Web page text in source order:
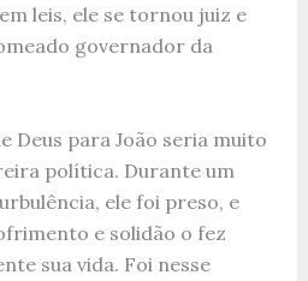
leis, ele se tornou juiz e
governador da
Deus para João seria muito
política. Durante um
ele foi preso, e
e solidão o fez
sua vida. Foi nesse